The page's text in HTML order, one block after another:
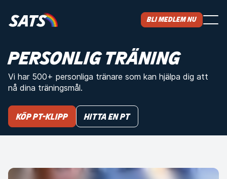
Bli medlem nu
PERSONLIG TRÄNING
Vi har 500+ personliga tränare som kan hjälpa dig att
nå dina träningsmål.
KÖP PT-KLIPP Hitta en PT